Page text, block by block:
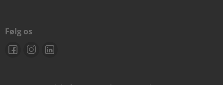
Følg os